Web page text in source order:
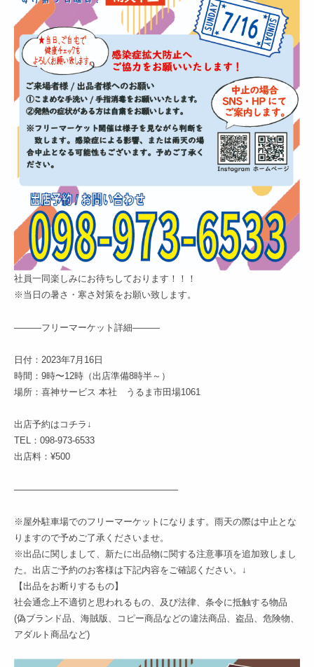
社員一同楽しみにお待ちしております！！！
※当日の暑さ・寒さ対策をお願い致します。
———フリーマーケット詳細———
日付：2023年7月16日
時間：9時〜12時（出店準備8時半～）
場所：喜神サービス 本社 うるま市田場1061
出店予約はコチラ↓
TEL：098-973-6533
出店料：¥500
——————————————————
※屋外駐車場でのフリーマーケットになります。雨天の際は中止とな
りますので予めご了承くださいませ。
※出品に関しまして、新たに出品物に関する注意事項を追加致しまし
た。出店ご予約のお客様は下記内容をご確認ください。↓
【出品をお断りするもの】
社会通念上不適切と思われるもの、及び法律、条令に抵触する物品
(偽ブランド品、海賊版、コピー商品などの違法商品、盗品、危険物、
アダルト商品など)